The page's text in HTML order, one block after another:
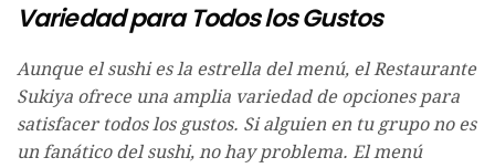
Variedad para Todos los Gustos
Aunque el sushi es la estrella del menú, el Restaurante
Sukiya ofrece una amplia variedad de opciones para
satisfacer todos los gustos. Si alguien en tu grupo no es
un fanático del sushi, no hay problema. El menú